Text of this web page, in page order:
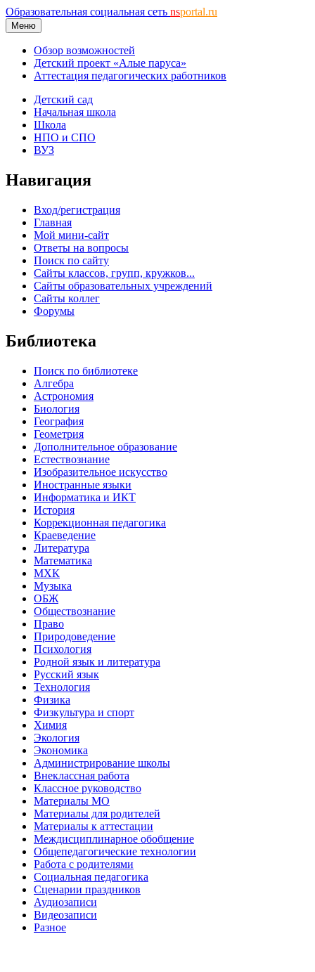
Образовательная социальная сеть nsportal.ru
Меню
Обзор возможностей
Детский проект «Алые паруса»
Аттестация педагогических работников
Детский сад
Начальная школа
Школа
НПО и СПО
ВУЗ
Навигация
Вход/регистрация
Главная
Мой мини-сайт
Ответы на вопросы
Поиск по сайту
Сайты классов, групп, кружков...
Сайты образовательных учреждений
Сайты коллег
Форумы
Библиотека
Поиск по библиотеке
Алгебра
Астрономия
Биология
География
Геометрия
Дополнительное образование
Естествознание
Изобразительное искусство
Иностранные языки
Информатика и ИКТ
История
Коррекционная педагогика
Краеведение
Литература
Математика
МХК
Музыка
ОБЖ
Обществознание
Право
Природоведение
Психология
Родной язык и литература
Русский язык
Технология
Физика
Физкультура и спорт
Химия
Экология
Экономика
Администрирование школы
Внеклассная работа
Классное руководство
Материалы МО
Материалы для родителей
Материалы к аттестации
Междисциплинарное обобщение
Общепедагогические технологии
Работа с родителями
Социальная педагогика
Сценарии праздников
Аудиозаписи
Видеозаписи
Разное